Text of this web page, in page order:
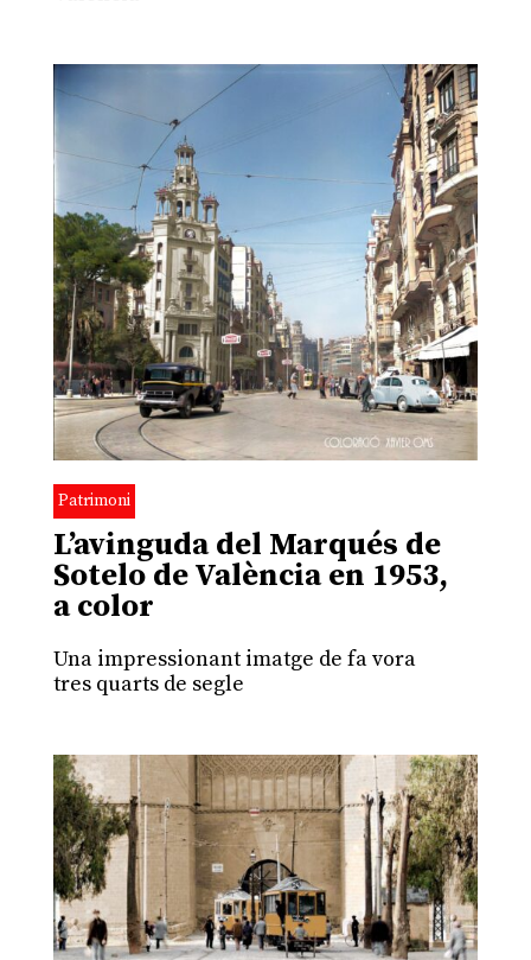
Patrimoni
L’avinguda del Marqués de
Sotelo de València en 1953,
a color
Una impressionant imatge de fa vora
tres quarts de segle